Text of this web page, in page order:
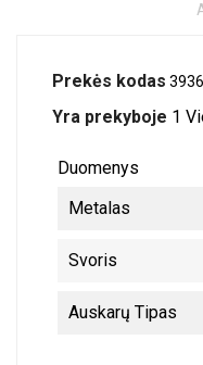
Prekės kodas
Yra prekyboje 1
Duomenys
Metalas
Svoris
Auskarų Tipas